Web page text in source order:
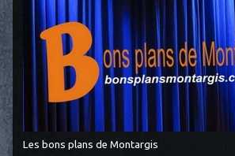
Les bons plans de Montargis